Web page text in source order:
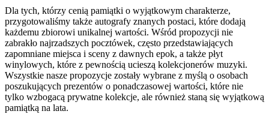
Dla tych, którzy cenią pamiątki o wyjątkowym charakterze,
przygotowaliśmy także autografy znanych postaci, które dodają
każdemu zbiorowi unikalnej wartości. Wśród propozycji nie
zabrakło najrzadszych pocztówek, często przedstawiających
zapomniane miejsca i sceny z dawnych epok, a także płyt
winylowych, które z pewnością ucieszą kolekcjonerów muzyki.
Wszystkie nasze propozycje zostały wybrane z myślą o osobach
poszukujących prezentów o ponadczasowej wartości, które nie
tylko wzbogacą prywatne kolekcje, ale również staną się wyjątkową
pamiątką na lata.